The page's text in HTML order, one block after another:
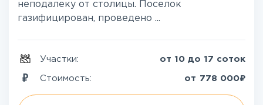
неподалеку от столицы. Поселок
газифицирован, проведено ...
Участки: от 10 до 17 соток
Стоимость: от 778 000₽